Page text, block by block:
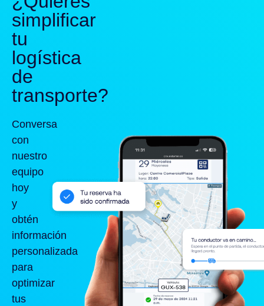
simplificar
tu
logística
de
transporte?
Conversa
con
nuestro
equipo
hoy
y
obtén
información
personalizada
para
optimizar
tus